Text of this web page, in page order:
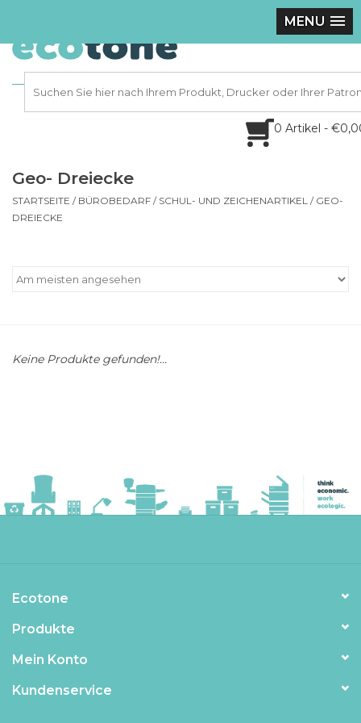
MENU
0 Artikel -
Geo- Dreiecke
STARTSEITE / BÜROBEDARF / SCHUL- UND ZEICHENARTIKEL / GEO-
DREIECKE
Keine Produkte gefunden!...
Ecotone
Produkte
Mein Konto
Kundenservice